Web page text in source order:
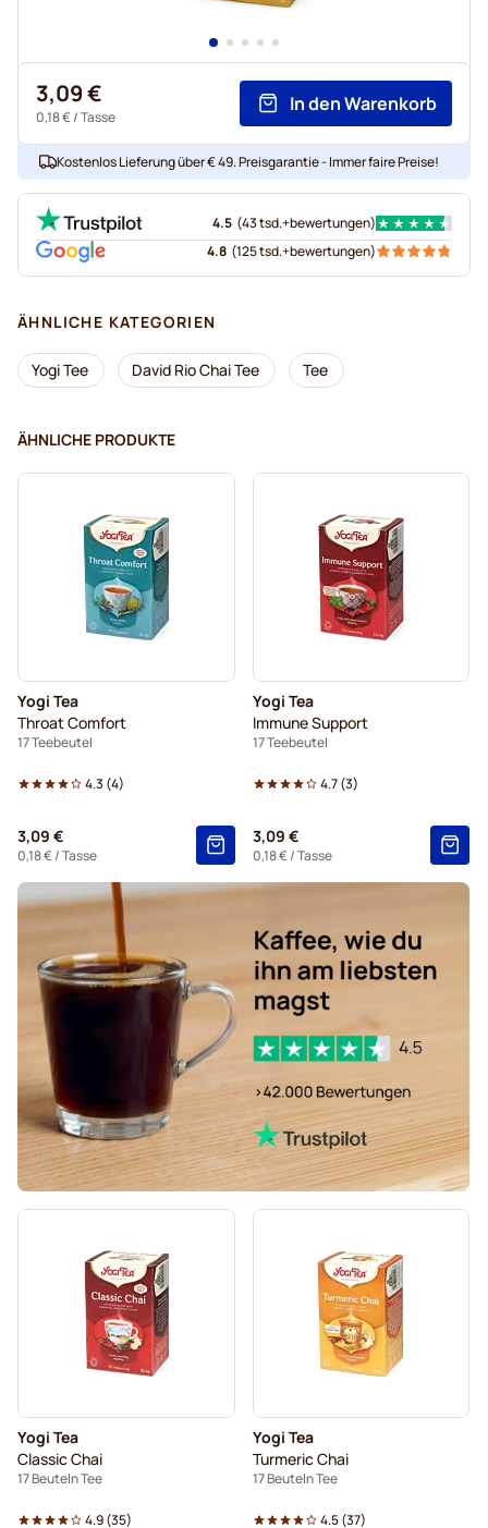
3,09 €
0,18 €/ Tasse
In den Warenkorb
Kostenlos Lieferung über € 49. Preisgarantie - Immer faire Preise!
4.5 (43 tsd.+bewertungen)
4.8 (125 tsd.+bewertungen)
ÄHNLICHE KATEGORIEN
Yogi Tee David Rio Chai Tee Tee
ÄHNLICHE PRODUKTE
Yogi Tea
Throat Comfort
17 Teebeutel
4.3 (4)
3,09 €
0,18 €/ Tasse
Yogi Tea
Immune Support
17 Teebeutel
4.7(3)
3,09 €
0,18 €/ Tasse
Yogi Tea
Classic Chai
17 Beuteln Tee
4.9(35)
Yogi Tea
Turmeric Chai
17 Beuteln Tee
4.5(37)